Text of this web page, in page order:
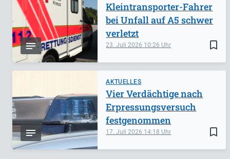
bookmark_border
23. Juli 2026 10:26
Kleintransporter-Fahrer
bei Unfall auf A5 schwer
verletzt
AKTUELLES
bookmark_border
17. Juli 2026 14:18
Vier Verdächtige nach
Erpressungsversuch
festgenommen